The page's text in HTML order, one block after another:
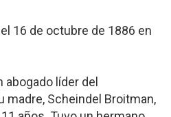
16 de octubre de 1886 en
abogado líder del
madre, Scheindel Broitman,